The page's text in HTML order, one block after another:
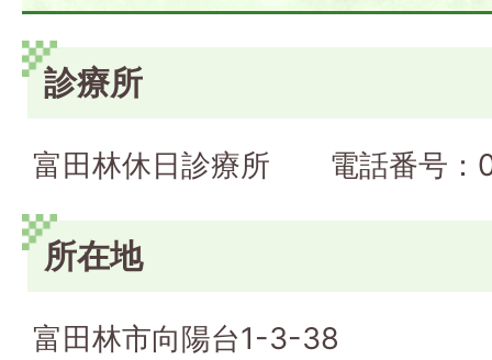
診療所
富田林休日診療所 電話番号：
所在地
富田林市向陽台1-3-38